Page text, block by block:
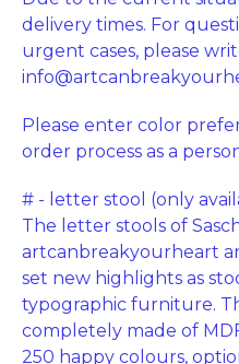
delivery times. For
urgent cases, please
Please enter color
order process as a
# - letter stool (only
The letter stools of
artcanbreakyourheart
set new highlights as
typographic furniture.
completely made of
250 happy colours,